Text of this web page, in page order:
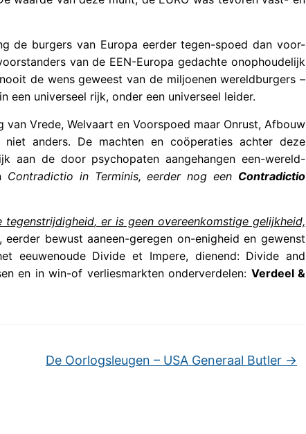
de burgers van Europa eerder tegen-spoed dan voor-
van de EEN-Europa gedachte onophoudelijk
de wens geweest van de miljoenen wereldburgers –
universeel rijk, onder een universeel leider.
Vrede, Welvaart en Voorspoed maar Onrust, Afbouw
anders. De machten en coöperaties achter deze
aan de door psychopaten aangehangen een-wereld-
Contradictio in Terminis, eerder nog een Contradictio
tegenstrijdigheid, er is geen overeenkomstige gelijkheid,
eerder bewust aaneen-geregen on-enigheid en gewenst
eeuwenoude Divide et Impere, dienend: Divide and
en in win-of verliesmarkten onderverdelen: Verdeel &
De Oorlogsleugen – USA Generaal Butler →